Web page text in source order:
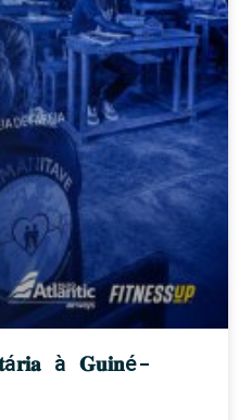
à 𝐆𝐮𝐢𝐧é-